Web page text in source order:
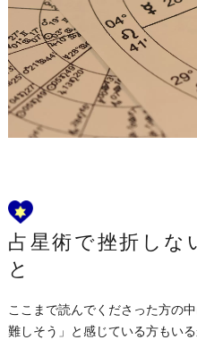
占星術で挫折しな
と
ここまで読んでくださった方の
難しそう」と感じている方もい